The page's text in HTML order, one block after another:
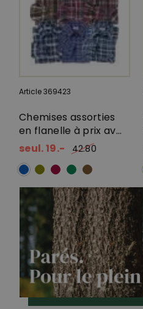
Article 369423
Chemises assorties
en flanelle à prix av...
seul. 19.-
42.80